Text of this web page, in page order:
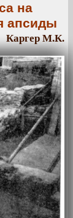
на
апсиды
Каргер М.К.